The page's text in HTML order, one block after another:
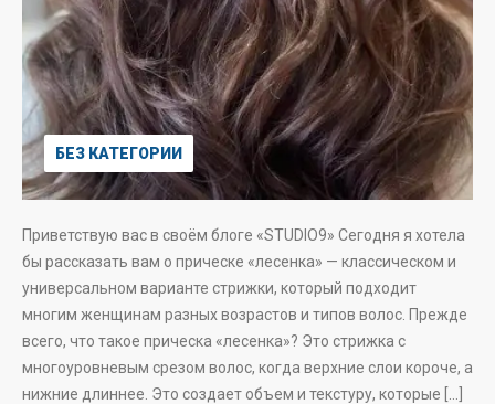
БЕЗ КАТЕГОРИИ
Приветствую вас в своём блоге «STUDIO9» Сегодня я хотела
бы рассказать вам о прическе «лесенка» — классическом и
универсальном варианте стрижки, который подходит
многим женщинам разных возрастов и типов волос. Прежде
всего, что такое прическа «лесенка»? Это стрижка с
многоуровневым срезом волос, когда верхние слои короче, а
нижние длиннее. Это создает объем и текстуру, которые […]